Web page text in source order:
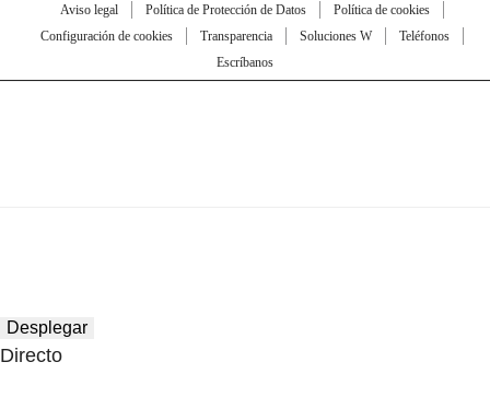
Aviso legal Política de Protección de Datos
Política de cookies
Configuración de cookies
Transparencia Soluciones W
Teléfonos
Escríbanos
Desplegar
Directo